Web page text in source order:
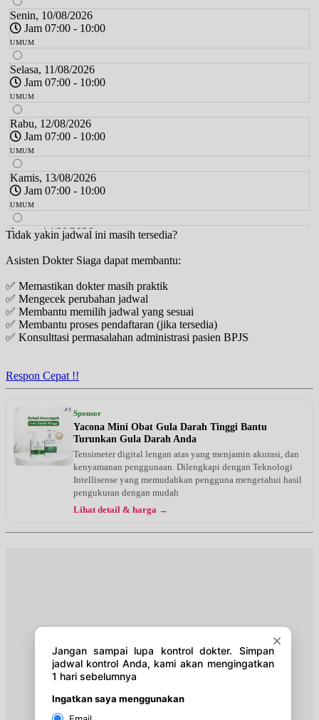
Senin, 10/08/2026
Jam 07:00 - 10:00
UMUM
Selasa, 11/08/2026
Jam 07:00 - 10:00
UMUM
Rabu, 12/08/2026
Jam 07:00 - 10:00
UMUM
Kamis, 13/08/2026
Jam 07:00 - 10:00
UMUM
Jumat, 14/08/2026
Jam 07:00 - 10:00
UMUM
Sabtu, 15/08/2026
Jam 07:00 - 11:00
UMUM
Senin, 17/08/2026
Jam 07:00 - 10:00
UMUM
Rabu, 19/08/2026
Jam 07:00 - 10:00
Jam 07:00 - 10:00
Senin, 24/08/2026
Jam 07:00 - 10:00
Tidak yakin jadwal ini masih tersedia?
Asisten Dokter Siaga dapat membantu:
✅ Memastikan dokter masih praktik
✅ Mengecek perubahan jadwal
✅ Membantu memilih jadwal yang sesuai
✅ Membantu proses pendaftaran (jika tersedia)
✅ Konsulttasi permasalahan administrasi pasien BPJS
Respon Cepat !!
Sponsor
Yacona Mini Obat Gula Darah Tinggi Bantu
Turunkan Gula Darah Anda
Tensimeter digital lengan atas yang menjamin akurasi, dan
kenyamanan penggunaan. Dilengkapi dengan Teknologi
Intellisense yang memudahkan pengguna mengetahui hasil
pengukuran dengan mudah
Lihat detail & harga →